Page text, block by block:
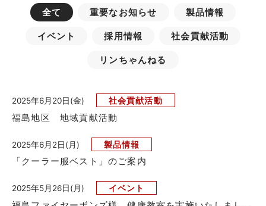
全て 重要なお知らせ 製品情報
イベント 採用情報 社会貢献活動
リンちゃんねる
2025年6月20日(金) 社会貢献活動
福島地区 地域貢献活動
2025年6月2日(月) 製品情報
「クーラー服ベスト」のご案内
2025年5月26日(月) イベント